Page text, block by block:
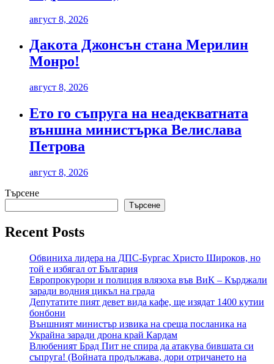
август 8, 2026
Дакота Джонсън стана Мерилин
Монро!
август 8, 2026
Ето го съпруга на неадекватната
външна министърка Велислава
Петрова
август 8, 2026
Търсене
Търсене
Recent Posts
Обвиниха лидера на ДПС-Бургас Христо Широков, но
той е избягал от България
Европрокурори и полиция влязоха във ВиК – Кърджали
заради водния цикъл на града
Депутатите пият девет вида кафе, ще изядат 1400 кутии
бонбони
Външният министър извика на среща посланика на
Украйна заради дрона край Кардам
Влюбеният Брад Пит не спира да атакува бившата си
съпруга! (Войната продължава, дори отричането на